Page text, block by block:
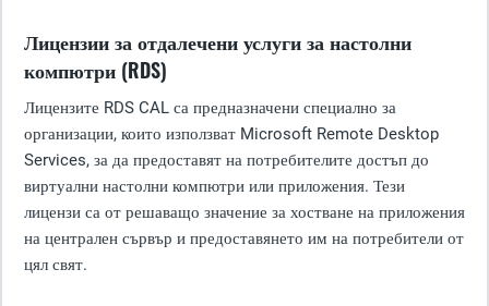
Лицензии за отдалечени услуги за настолни
компютри (RDS)
Лицензите RDS CAL са предназначени специално за
организации, които използват Microsoft Remote Desktop
Services, за да предоставят на потребителите достъп до
виртуални настолни компютри или приложения. Тези
лицензи са от решаващо значение за хостване на приложения
на централен сървър и предоставянето им на потребители от
цял свят.